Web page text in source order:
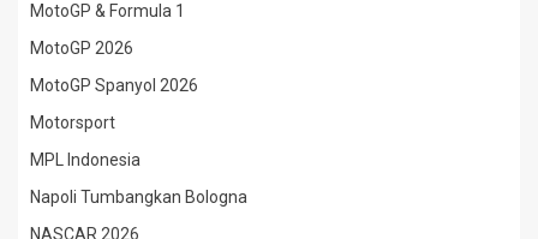
MotoGP & Formula 1
MotoGP 2026
MotoGP Spanyol 2026
Motorsport
MPL Indonesia
Napoli Tumbangkan Bologna
NASCAR 2026